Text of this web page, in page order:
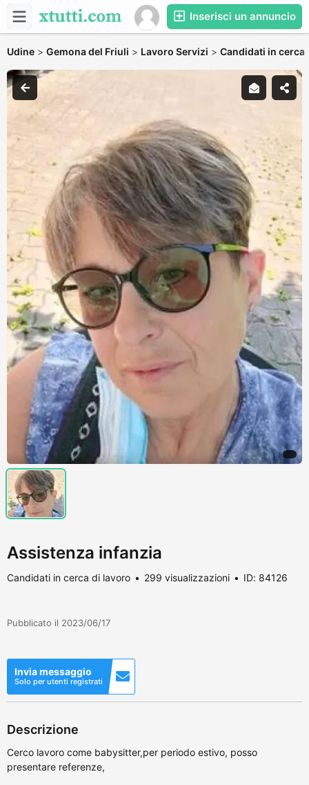
Inserisci un annuncio
Udine > Gemona del Friuli > Lavoro Servizi > Candidati in cerca
Assistenza infanzia
Candidati in cerca di lavoro 299 visualizzazioni ID: 84126
Pubblicato il 2023/06/17
Invia messaggio
Solo per utenti registrati
Descrizione
Cerco lavoro come babysitter,per periodo estivo, posso
presentare referenze,